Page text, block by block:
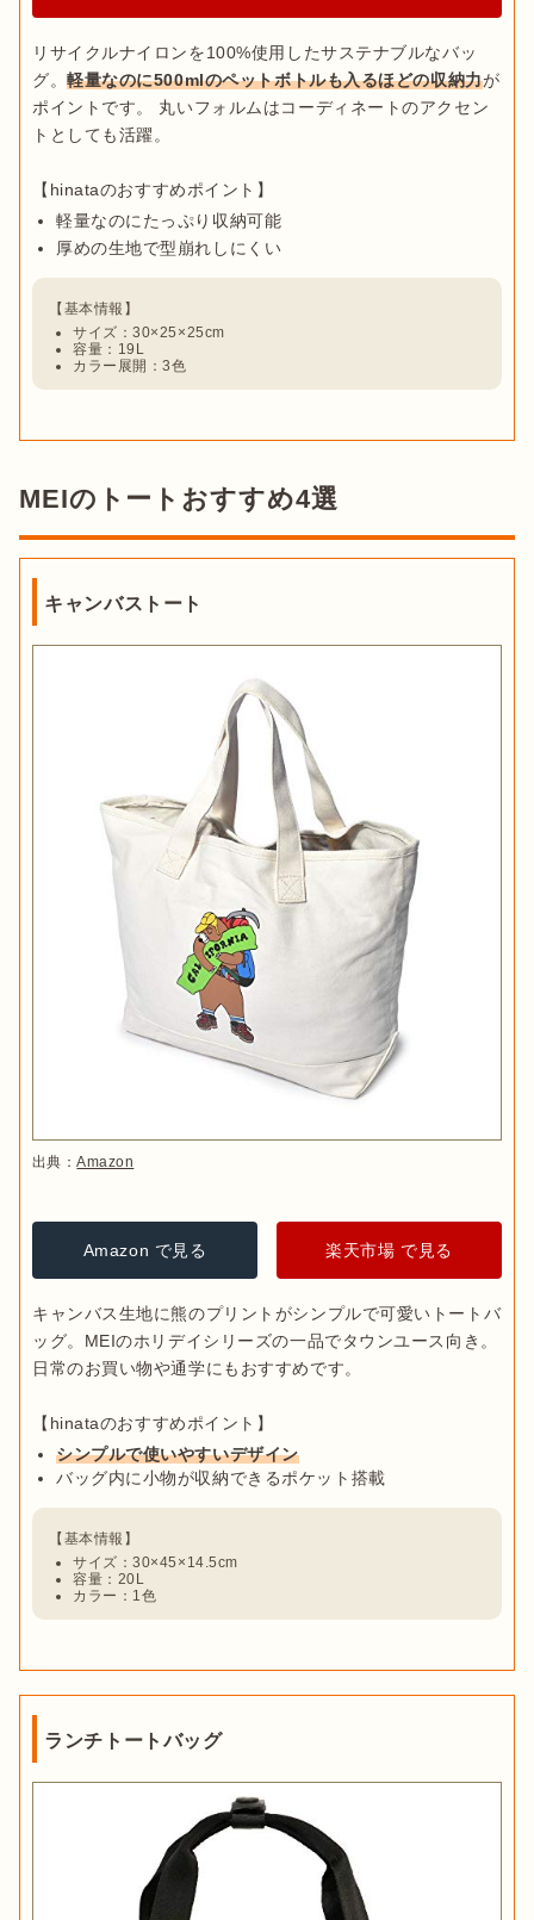
リサイクルナイロンを100%使用したサステナブルなバッ
グ。軽量なのに500mlのペットボトルも入るほどの収納力が
ポイントです。 丸いフォルムはコーディネートのアクセン
トとしても活躍。
軽量なのにたっぷり収納可能
厚めの生地で型崩れしにくい
サイズ：30×25×25cm
容量：19L
カラー展開：3色
MEIのトートおすすめ4選
キャンバストート
出典：Amazon
Amazon で見る 楽天市場 で見る
キャンバス生地に熊のプリントがシンプルで可愛いトートバ
ッグ。MEIのホリデイシリーズの一品でタウンユース向き。
日常のお買い物や通学にもおすすめです。
シンプルで使いやすいデザイン
バッグ内に小物が収納できるポケット搭載
サイズ：30×45×14.5cm
容量：20L
カラー：1色
ランチトートバッグ